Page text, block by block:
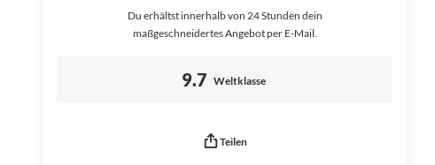
Du erhältst innerhalb von 24 Stunden dein
maßgeschneidertes Angebot per E-Mail.
Weltklasse
9.7
Teilen